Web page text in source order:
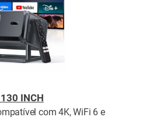
INCH
com 4K, WiFi 6 e